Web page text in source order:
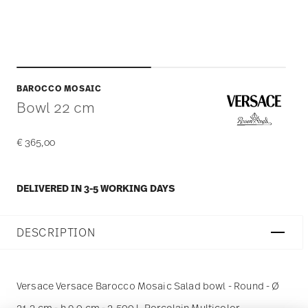
BAROCCO MOSAIC
Bowl 22 cm
€ 365,00
DELIVERED IN 3-5 WORKING DAYS
DESCRIPTION
Versace Versace Barocco Mosaic Salad bowl - Round - Ø